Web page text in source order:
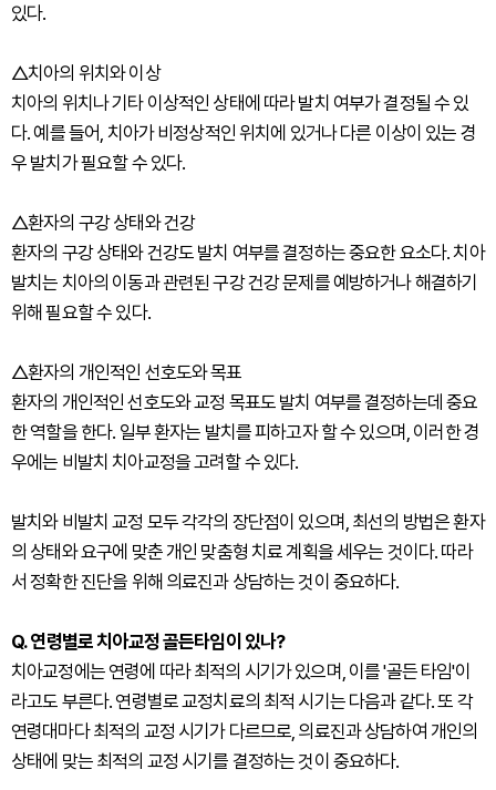
있다.
△치아의 위치와 이상
치아의 위치나 기타 이상적인 상태에 따라 발치 여부가 결정될 수 있
다. 예를 들어, 치아가 비정상적인 위치에 있거나 다른 이상이 있는 경
우 발치가 필요할 수 있다.
△환자의 구강 상태와 건강
환자의 구강 상태와 건강도 발치 여부를 결정하는 중요한 요소다. 치아
발치는 치아의 이동과 관련된 구강 건강 문제를 예방하거나 해결하기
위해 필요할 수 있다.
△환자의 개인적인 선호도와 목표
환자의 개인적인 선호도와 교정 목표도 발치 여부를 결정하는데 중요
한 역할을 한다. 일부 환자는 발치를 피하고자 할 수 있으며, 이러한 경
우에는 비발치 치아교정을 고려할 수 있다.
발치와 비발치 교정 모두 각각의 장단점이 있으며, 최선의 방법은 환자
의 상태와 요구에 맞춘 개인 맞춤형 치료 계획을 세우는 것이다. 따라
서 정확한 진단을 위해 의료진과 상담하는 것이 중요하다.
Q. 연령별로 치아교정 골든타임이 있나?
치아교정에는 연령에 따라 최적의 시기가 있으며, 이를 '골든 타임'이
라고도 부른다. 연령별로 교정치료의 최적 시기는 다음과 같다. 또 각
연령대마다 최적의 교정 시기가 다르므로, 의료진과 상담하여 개인의
상태에 맞는 최적의 교정 시기를 결정하는 것이 중요하다.